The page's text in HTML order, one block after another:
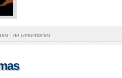
| no comentarios